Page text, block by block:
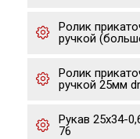
Ролик
ручкой
Ролик
ручкой 25мм
Рукав 25х34-
76